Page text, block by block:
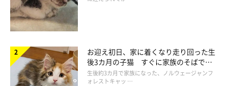
お迎え初日、家に着くなり走り回った生
後3カ月の子猫 すぐに家族のそばで落
ち着く姿に「迎えてよかった」
生後約3カ月で家族になった、ノルウェージャンフ
ォレストキャッ …